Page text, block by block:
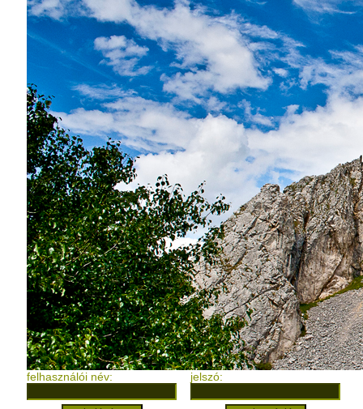
felhasználói név: jelszó: